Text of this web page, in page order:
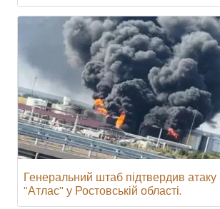
Генеральний штаб підтвердив
"Атлас" у Ростовській області.